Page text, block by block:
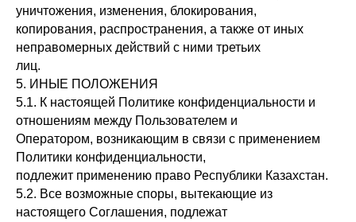
уничтожения, изменения, блокирования,
копирования, распространения, а также от иных
неправомерных действий с ними третьих
лиц.
5. ИНЫЕ ПОЛОЖЕНИЯ
5.1. К настоящей Политике конфиденциальности и
отношениям между Пользователем и
Оператором, возникающим в связи с применением
Политики конфиденциальности,
подлежит применению право Республики Казахстан.
5.2. Все возможные споры, вытекающие из
настоящего Соглашения, подлежат